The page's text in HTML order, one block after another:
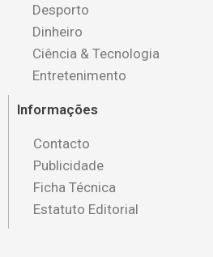
Desporto
Dinheiro
Ciência & Tecnologia
Entretenimento
Informações
Contacto
Publicidade
Ficha Técnica
Estatuto Editorial